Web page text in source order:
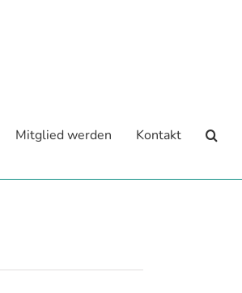
Mitglied werden Kontakt